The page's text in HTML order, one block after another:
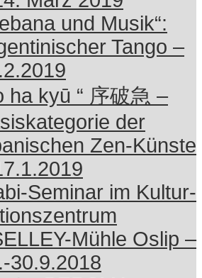
und Musik“:
Tango –
ha kyū “ 序破急 –
der
Zen-Künste
Seminar im Kultur-
Mühle Oslip –
30.9.2018